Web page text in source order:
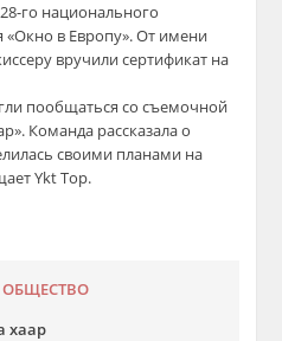
го национального
«Окно в Европу». От имени
вручили сертификат на
пообщаться со съемочной
Команда рассказала о
своими планами на
Ykt Top.
ОБЩЕСТВО
хаар